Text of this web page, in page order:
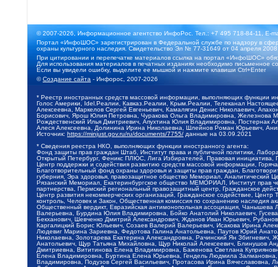
© 2007-2026, Информационное агентство ИнфоРос. Тел.: +7 495 718-84-11, E-
Портал «ИнфоШОС» зарегистрирован в Федеральной службе по надзору в
охраны культурного наследия. Свидетельство Эл № 77-31649 от 04 апреля 2008
При цитировании и перепечатке материалов ссылка на портал «ИнфоШОС»
Для использования материалов в печатных изданиях необходимо письменное
Если вы увидели ошибку, выделите ее мышкой и нажмите клавиши Ctrl+Enter
©Создание сайта - Инфорос, 2007-2026
* Реестр иностранных средств массовой информации, выполняющих функции
Голос Америки, Idel.Реалии, Кавказ.Реалии, Крым.Реалии, Телеканал
Алексеевна, Маркелов Сергей Евгеньевич, Камалягин Денис Николаевич,
Борисович, Ярош Юлия Петровна, Чуракова Ольга Владимировна, Железнова
Рождественский Илья Дмитриевич, Апухтина Юлия Владимировна, Постернак
Алеся Алексеевна, Долинина Ирина Николаевна, Шлейнов Роман Юрьевич,
Источник: https://minjust.gov.ru/ru/documents/7755/ данные на 03.09.2021
* Сведения реестра НКО, выполняющих функции иностранного агента:
Фонд защиты прав граждан Штаб, Институт права и публичной политики,
Открытый Петербург, Феникс ПЛЮС, Лига Избирателей, Правовая инициатива,
Центр поддержки и содействия развитию средств массовой информации,
Благотворительный фонд охраны здоровья и защиты прав граждан,
губерния, Эра здоровья, правозащитное общество Мемориал,
Рязанский Мемориал, Екатеринбургское общество МЕМОРИАЛ, Институт прав
партнерства, Пермский региональный правозащитный центр, Гражданское
Центр развития некоммерческих организаций, Гражданское содействие,
контроль, Человек и Закон, Общественная комиссия по сохранению
Общественный вердикт, Евразийская антимонопольная ассоциация,
Валерьевна, Бурдина Юлия Владимировна, Бойко Анатолий Николаевич,
Бекханович, Шевченко Дмитрий Александрович, Жданов Иван Юрьевич,
Каргалицкий Борис Юльевич, Созаев Валерий Валерьевич, Исакова Ирина
Людевиг Марина Зариевна, Федотова Галина Анатольевна, Паутов Юрий
Николаевна, Золотарева Екатерина Александровна, Рачинский Ян
Анатольевич, Щур Татьяна Михайловна, Щур Николай Алексеевич, Блинушов
Дмитриевна, Вититинова Елена Владимировна, Баженова Светлана
Елена Владимировна, Буртина Елена Юрьевна, Гендель Людмила
Владимировна, Подузов Сергей Васильевич, Протасова Ирина Вячеславовна,